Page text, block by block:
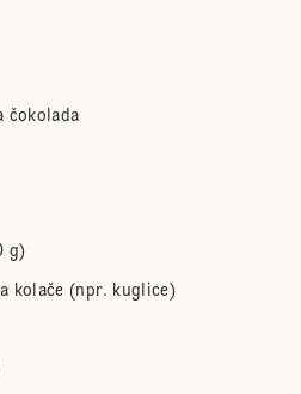
čokolada
g)
kolače (npr. kuglice)